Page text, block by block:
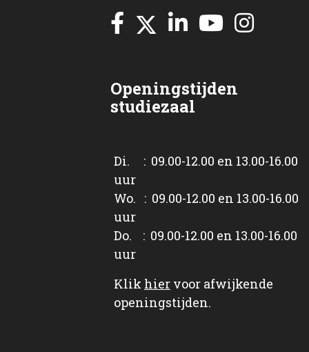
Openingstijden
studiezaal
Di. : 09.00-12.00 en 13.00-16.00
uur
Wo. : 09.00-12.00 en 13.00-16.00
uur
Do. : 09.00-12.00 en 13.00-16.00
uur
Klik hier voor afwijkende
openingstijden.